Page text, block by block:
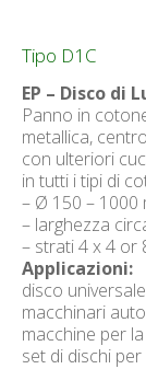
Tipo D1C
EP – Disco
Panno in
metallica,
con ulteriori
in tutti i tipi di
– Ø 150 – 1000
– larghezza
– strati 4 x 4 or
Applicazioni:
disco
macchinari
macchine per
set di dischi